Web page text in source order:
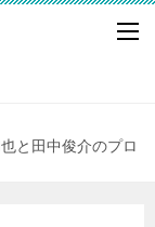
と田中俊介のプロ